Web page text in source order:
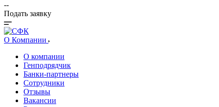
--
Подать заявку
О Компании
О компании
Генподрядчик
Банки-партнеры
Сотрудники
Отзывы
Вакансии